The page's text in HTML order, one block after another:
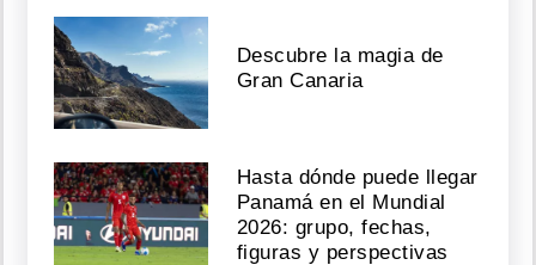
Descubre la magia de
Gran Canaria
Hasta dónde puede llegar
Panamá en el Mundial
2026: grupo, fechas,
figuras y perspectivas